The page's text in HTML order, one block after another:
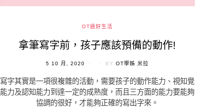
OT過好生活
拿筆寫字前，孩子應該預備的動作!
POSTED
5 10 月, 2020 BY OT學姊 米拉
寫字其實是一項很複雜的活動，需要孩子的動作能力、視知覺
能力及認知能力到達一定的成熟度，而且三方面的能力要能夠
協調的很好，才能夠正確的寫出字來。